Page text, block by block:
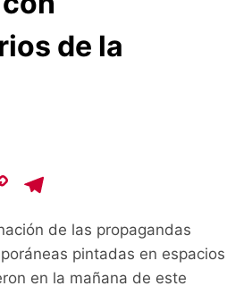
de la
C
p
y
e
gr
de las propagandas
pintadas en espacios
en la mañana de este